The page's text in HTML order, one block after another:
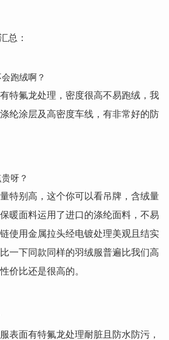
总：
跑绒啊？
特氟龙处理，密度很高不易跑绒，我
纶涂层及高密度车线，有非常好的防
呀？
特别高，这个你可以看吊牌，含绒量
暖面料运用了进口的涤纶面料，不易
使用金属拉头经电镀处理美观且结实
一下同款同样的羽绒服普遍比我们高
价比还是很高的。
表面有特氟龙处理耐脏且防水防污，